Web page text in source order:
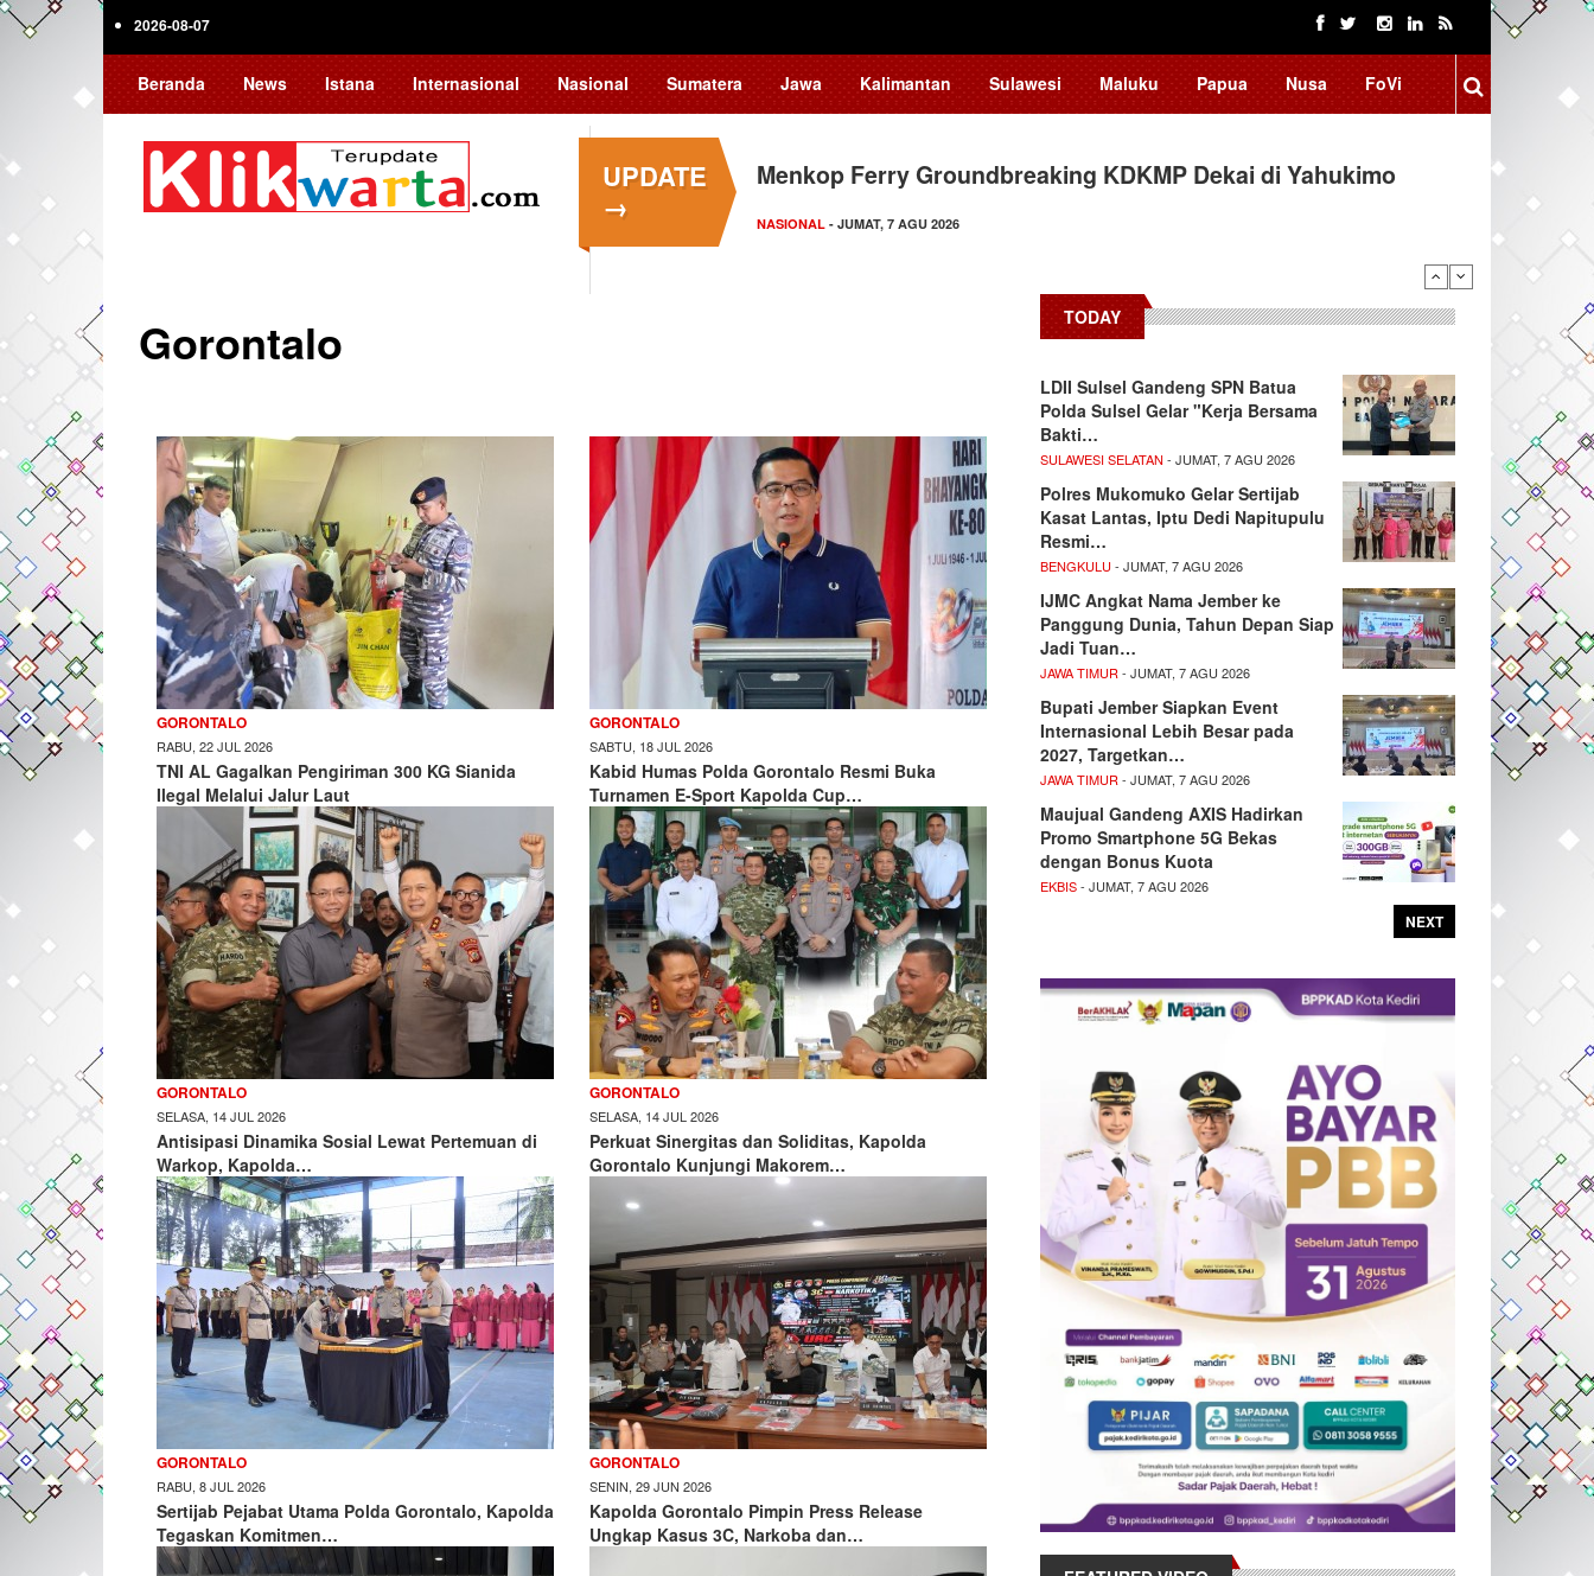
Skip
2026-08-07
Beranda News Istana Internasional Nasional Sumatera Jawa Kalimantan Sulawesi Maluku Papua Nusa FoVi
UPDATE
→
Menkop Ferry Groundbreaking KDKMP Dekai di Yahukimo
NASIONAL - JUMAT, 7 AGU 2026
Gorontalo
GORONTALO
RABU, 22 JUL 2026
TNI AL Gagalkan Pengiriman 300 KG Sianida
Ilegal Melalui Jalur Laut
GORONTALO
SABTU, 18 JUL 2026
Kabid Humas Polda Gorontalo Resmi Buka
Turnamen E-Sport Kapolda Cup…
GORONTALO
SELASA, 14 JUL 2026
Antisipasi Dinamika Sosial Lewat Pertemuan di
Warkop, Kapolda…
GORONTALO
SELASA, 14 JUL 2026
Perkuat Sinergitas dan Soliditas, Kapolda
Gorontalo Kunjungi Makorem…
GORONTALO
RABU, 8 JUL 2026
Sertijab Pejabat Utama Polda Gorontalo, Kapolda
Tegaskan Komitmen…
GORONTALO
SENIN, 29 JUN 2026
Kapolda Gorontalo Pimpin Press Release
Ungkap Kasus 3C, Narkoba dan…
Pagination
TODAY
LDII Sulsel Gandeng SPN Batua
Polda Sulsel Gelar "Kerja Bersama
Bakti…
SULAWESI SELATAN - JUMAT, 7 AGU 2026
Polres Mukomuko Gelar Sertijab
Kasat Lantas, Iptu Dedi Napitupulu
Resmi…
BENGKULU - JUMAT, 7 AGU 2026
IJMC Angkat Nama Jember ke
Panggung Dunia, Tahun Depan Siap
Jadi Tuan…
JAWA TIMUR - JUMAT, 7 AGU 2026
Bupati Jember Siapkan Event
Internasional Lebih Besar pada
2027, Targetkan…
JAWA TIMUR - JUMAT, 7 AGU 2026
Maujual Gandeng AXIS Hadirkan
Promo Smartphone 5G Bekas
dengan Bonus Kuota
EKBIS- JUMAT, 7 AGU 2026
NEXT